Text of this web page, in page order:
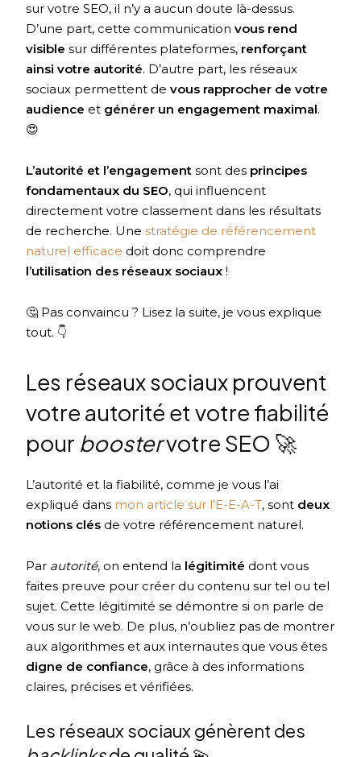
sur votre SEO, il n’y a aucun doute là-dessus.
D’une part, cette communicationvous rend
visible sur différentes plateformes, renforçant
ainsi votre autorité. D’autre part, les réseaux
sociaux permettent devous rapprocher de votre
audience et générer un engagement maximal.
😍
L’autorité et l’engagement sont des principes
fondamentaux du SEO, qui influencent
directement votre classement dans les résultats
de recherche. Une stratégie de référencement
naturel efficace doit donc comprendre
l’utilisation des réseaux sociaux !
🤔 Pas convaincu ? Lisez la suite, je vous explique
tout. 👇
Les réseaux sociaux prouvent
votre autorité et votre fiabilité
pour boostervotre SEO 🚀
L’autorité et la fiabilité, comme je vous l’ai
expliqué dans mon article sur l’E-E-A-T, sont deux
notions clés de votre référencement naturel.
Par autorité, on entend la légitimité dont vous
faites preuve pour créer du contenu sur tel ou tel
sujet. Cette légitimité se démontre si on parle de
vous sur le web. De plus, n’oubliez pas de montrer
aux algorithmes et aux internautes que vous êtes
digne de confiance, grâce à des informations
claires, précises et vérifiées.
Les réseaux sociaux génèrent des